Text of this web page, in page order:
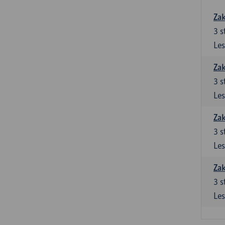
3
3
3
3